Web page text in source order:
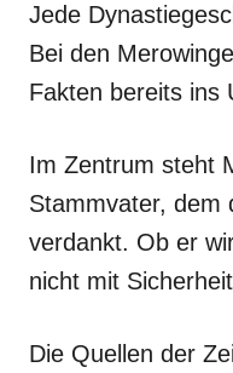
Jede
Bei den
Fakten bereits ins
Im Zentrum steht
Stammvater, dem
verdankt. Ob er
nicht mit
Die Quellen der